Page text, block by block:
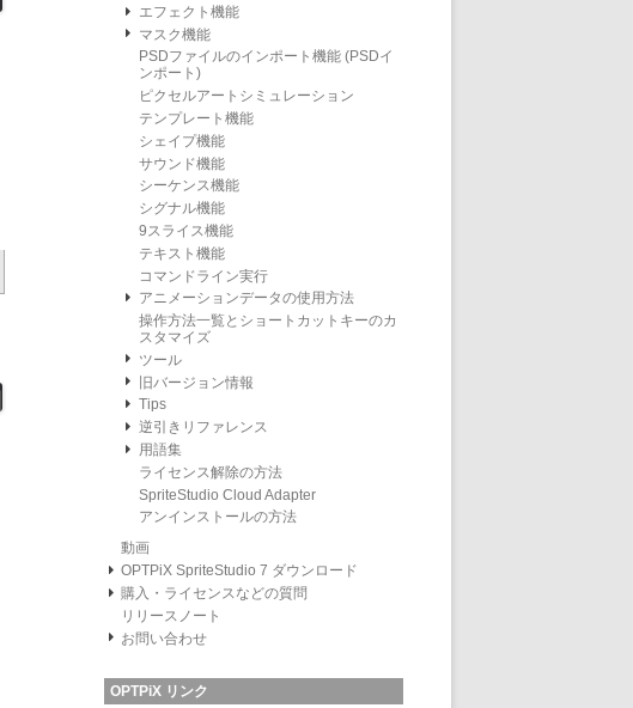
エフェクト機能
マスク機能
PSDファイルのインポート機能 (PSDイ
ンポート)
ピクセルアートシミュレーション
テンプレート機能
シェイプ機能
サウンド機能
シーケンス機能
シグナル機能
9スライス機能
テキスト機能
コマンドライン実行
アニメーションデータの使用方法
操作方法一覧とショートカットキーのカ
スタマイズ
ツール
旧バージョン情報
Tips
逆引きリファレンス
用語集
ライセンス解除の方法
SpriteStudio Cloud Adapter
アンインストールの方法
動画
OPTPiX SpriteStudio 7 ダウンロード
購入・ライセンスなどの質問
リリースノート
お問い合わせ
OPTPiX リンク